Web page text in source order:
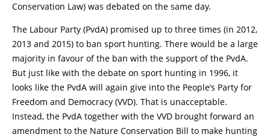
Conservation Law) was debated on the same day.
The Labour Party (PvdA) promised up to three times (in 2012,
2013 and 2015) to ban sport hunting. There would be a large
majority in favour of the ban with the support of the PvdA.
But just like with the debate on sport hunting in 1996, it
looks like the PvdA will again give into the People’s Party for
Freedom and Democracy (VVD). That is unacceptable.
Instead, the PvdA together with the VVD brought forward an
amendment to the Nature Conservation Bill to make hunting